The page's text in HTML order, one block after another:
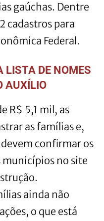
gaúchas. Dentre
cadastros para
Federal.
LISTA DE NOMES
AUXÍLIO
R$ 5,1 mil, as
as famílias e,
confirmar os
municípios no site
ainda não
o que está